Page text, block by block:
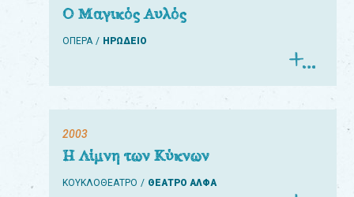
Ο Μαγικός Αυλός
ΟΠΕΡΑ ΗΡΩΔΕΙΟ
2003
Η Λίμνη των Κύκνων
ΚΟΥΚΛΟΘΕΑΤΡΟ ΘΕΑΤΡΟ ΑΛΦΑ